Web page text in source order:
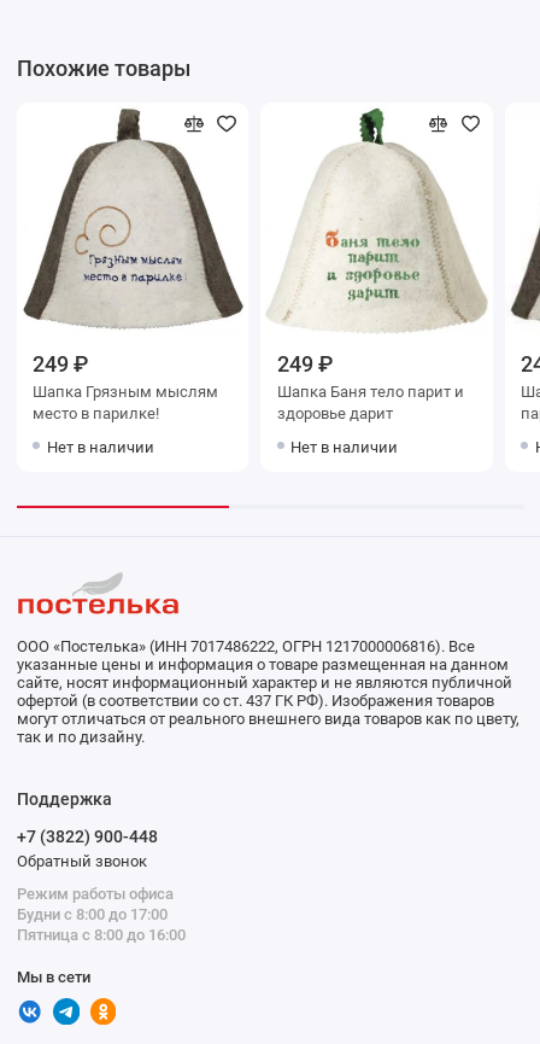
Похожие товары
249 ₽
Шапка Грязным мыслям
место в парилке!
Нет в наличии
249 ₽
Шапка Баня тело парит и
здоровье дарит
Нет в наличии
ООО «Постелька» (ИНН 7017486222, ОГРН 1217000006816). Все
указанные цены и информация о товаре размещенная на данном
сайте, носят информационный характер и не являются публичной
офертой (в соответствии со ст. 437 ГК РФ). Изображения товаров
могут отличаться от реального внешнего вида товаров как по цвету,
так и по дизайну.
Поддержка
+7 (3822) 900-448
Обратный звонок
Режим работы офиса
Будни с 8:00 до 17:00
Пятница с 8:00 до 16:00
Мы в сети